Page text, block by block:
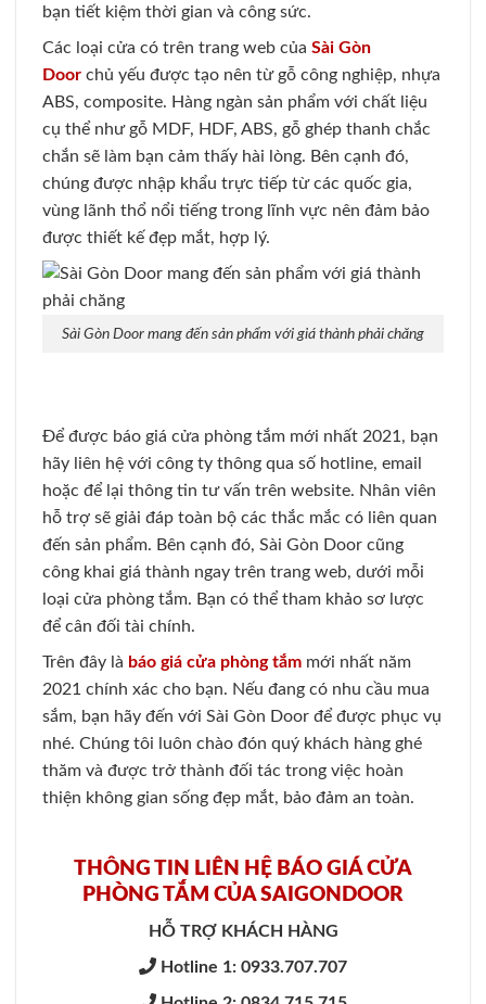
bạn tiết kiệm thời gian và công sức.
Các loại cửa có trên trang web của Sài Gòn
Door chủ yếu được tạo nên từ gỗ công nghiệp, nhựa
ABS, composite. Hàng ngàn sản phẩm với chất liệu
cụ thể như gỗ MDF, HDF, ABS, gỗ ghép thanh chắc
chắn sẽ làm bạn cảm thấy hài lòng. Bên cạnh đó,
chúng được nhập khẩu trực tiếp từ các quốc gia,
vùng lãnh thổ nổi tiếng trong lĩnh vực nên đảm bảo
được thiết kế đẹp mắt, hợp lý.
Sài Gòn Door mang đến sản phẩm với giá thành phải chăng
Để được báo giá cửa phòng tắm mới nhất 2021, bạn
hãy liên hệ với công ty thông qua số hotline, email
hoặc để lại thông tin tư vấn trên website. Nhân viên
hỗ trợ sẽ giải đáp toàn bộ các thắc mắc có liên quan
đến sản phẩm. Bên cạnh đó, Sài Gòn Door cũng
công khai giá thành ngay trên trang web, dưới mỗi
loại cửa phòng tắm. Bạn có thể tham khảo sơ lược
để cân đối tài chính.
Trên đây là báo giá cửa phòng tắm mới nhất năm
2021 chính xác cho bạn. Nếu đang có nhu cầu mua
sắm, bạn hãy đến với Sài Gòn Door để được phục vụ
nhé. Chúng tôi luôn chào đón quý khách hàng ghé
thăm và được trở thành đối tác trong việc hoàn
thiện không gian sống đẹp mắt, bảo đảm an toàn.
THÔNG TIN LIÊN HỆ BÁO GIÁ CỬA
PHÒNG TẮM CỦA SAIGONDOOR
HỖ TRỢ KHÁCH HÀNG
Hotline 1: 0933.707.707